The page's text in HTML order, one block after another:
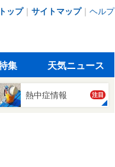
ップ｜ サイトマップ｜ ヘルプ
集 天気ニュース
熱中症情報 注目